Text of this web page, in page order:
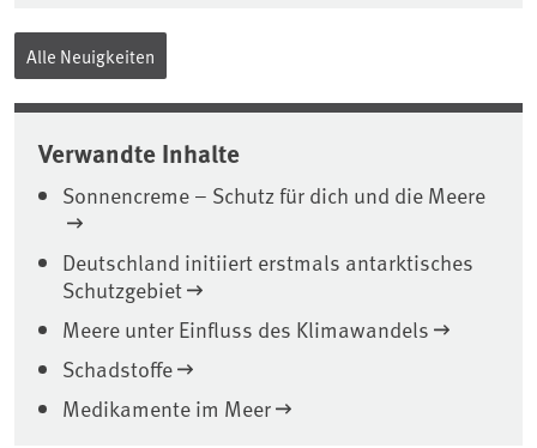
Alle Neuigkeiten
Verwandte Inhalte
Sonnencreme – Schutz für dich und die Meere
Deutschland initiiert erstmals antarktisches
Schutzgebiet
Meere unter Einfluss des Klimawandels
Schadstoffe
Medikamente im Meer